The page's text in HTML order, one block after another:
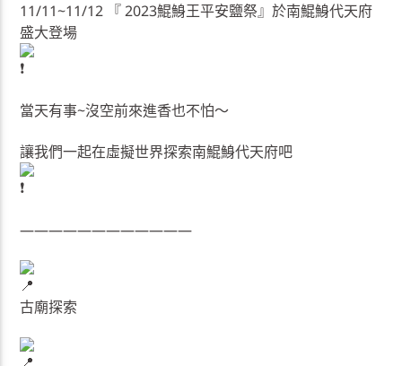
11/11~11/12 『 2023鯤鯓王平安鹽祭』於南鯤鯓代天府
盛大登場
當天有事~沒空前來進香也不怕～
讓我們一起在虛擬世界探索南鯤鯓代天府吧
————————————
古廟探索